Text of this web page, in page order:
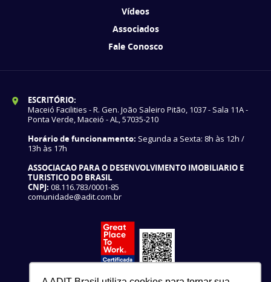
Vídeos
Associados
Fale Conosco
ESCRITÓRIO:
Maceió Facilities - R. Gen. João Saleiro Pitão, 1037 - Sala 11A -
Ponta Verde, Maceió - AL, 57035-210
Horário de funcionamento: Segunda a Sexta: 8h às 12h /
13h às 17h
ASSOCIACAO PARA O DESENVOLVIMENTO IMOBILIARIO E
TURISTICO DO BRASIL
CNPJ: 08.116.783/0001-85
comunidade@adit.com.br